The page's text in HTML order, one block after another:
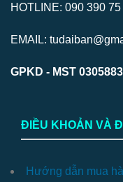
HOTLINE: 090 390
EMAIL:
GPKD - MST
ĐIỀU KHOẢN VÀ
Hướng dẫn mua